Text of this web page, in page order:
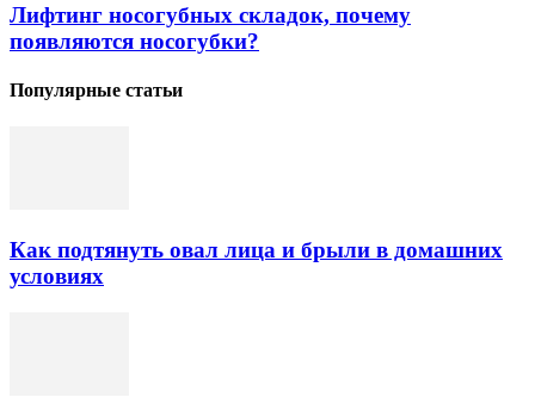
Лифтинг носогубных складок, почему
появляются носогубки?
Популярные статьи
Как подтянуть овал лица и брыли в домашних
условиях